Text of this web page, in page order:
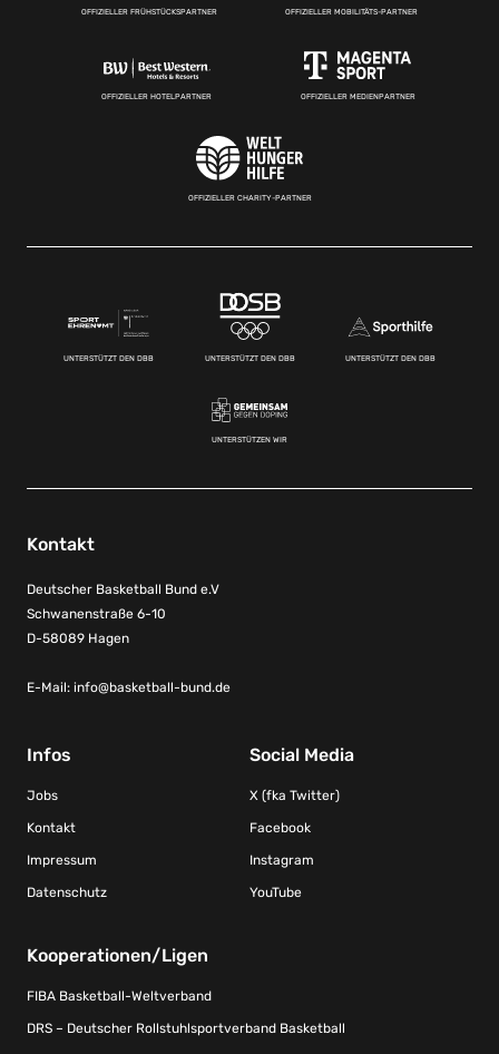
OFFIZIELLER FRÜHSTÜCKSPARTNER OFFIZIELLER MOBILITÄTS-PARTNER
OFFIZIELLER HOTELPARTNER OFFIZIELLER MEDIENPARTNER
OFFIZIELLER CHARITY-PARTNER
UNTERSTÜTZT DEN DBB UNTERSTÜTZT DEN DBB UNTERSTÜTZT DEN DBB
UNTERSTÜTZEN WIR
Kontakt
Deutscher Basketball Bund e.V
Schwanenstraße 6-10
D-58089 Hagen
E-Mail: info@basketball-bund.de
Infos
Jobs
Kontakt
Impressum
Datenschutz
Social Media
X (fka Twitter)
Facebook
Instagram
YouTube
Kooperationen/Ligen
FIBA Basketball-Weltverband
DRS – Deutscher Rollstuhlsportverband Basketball